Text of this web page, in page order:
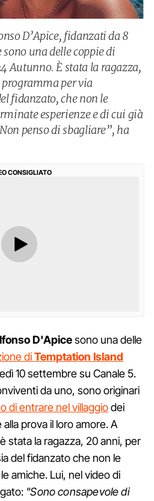
D’Apice, fidanzati da 8
una delle coppie di
Autunno. È stata la ragazza,
per via
fidanzato, che non le
esperienze e di cui già
penso di sbagliare”, ha
CONSIGLIATO
D'Apicesono una delle
diTemptation Island
10 settembre su Canale 5.
da uno, sono originari
di entrare nel villaggiodei
prova il loro amore. A
stata la ragazza, 20 anni, per
del fidanzato che non le
amiche. Lui, nel video di
"Sono consapevole di